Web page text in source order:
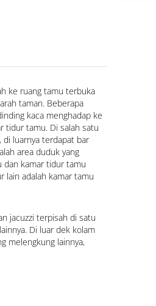
ke ruang tamu terbuka
taman. Beberapa
kaca menghadap ke
tidur tamu. Di salah satu
di luarnya terdapat bar
area duduk yang
dan kamar tidur tamu
lain adalah kamar tamu
jacuzzi terpisah di satu
Di luar dek kolam
melengkung lainnya,